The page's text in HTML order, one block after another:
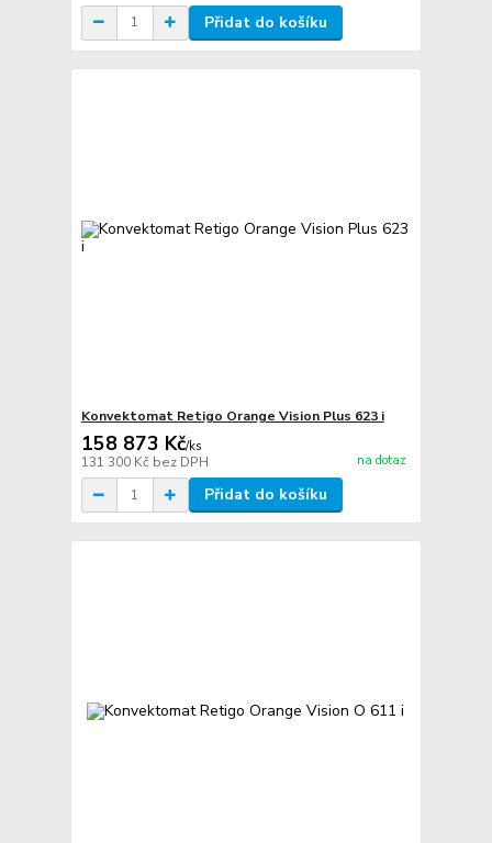
Přidat do košíku
Konvektomat Retigo Orange Vision Plus 623 i
158 873 Kč/ks
131 300 Kč bez DPH na dotaz
Přidat do košíku